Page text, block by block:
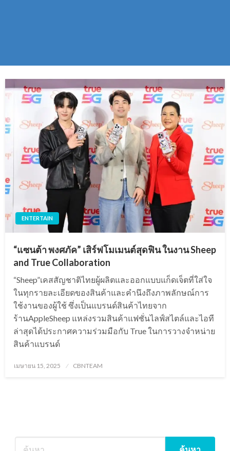
ENTERTAIN
“แซนต้า พงศภัค” เสิร์ฟโมเมนต์สุดฟิน ในงาน Sheep
and True Collaboration
“Sheep”เคสสัญชาติไทยผู้ผลิตและออกแบบแก็ดเจ็ตที่ใส่ใจ
ในทุกรายละเอียดของสินค้าและคำนึงถึงภาพลักษณ์การ
ใช้งานของผู้ใช้ ซึ่งเป็นแบรนด์สินค้าไทยจาก
ร้านAppleSheep แหล่งรวมสินค้าแฟชั่นไลฟ์สไตล์และไอที
ล่าสุดได้ประกาศความร่วมมือกับ True ในการวางจำหน่าย
สินค้าแบรนด์
Posted
เมษายน 15, 2025 CBNTEAM